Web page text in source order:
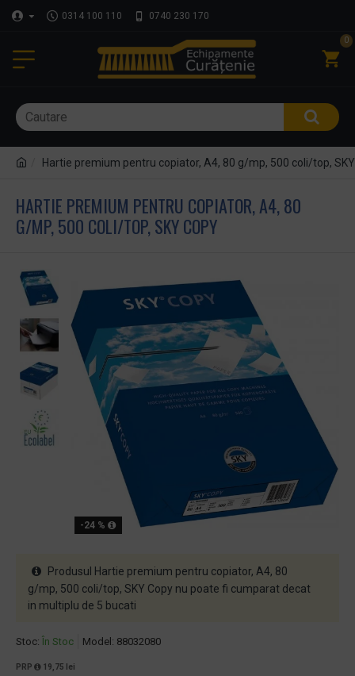
0314 100 110 0740 230 170
0
Hartie premium pentru copiator, A4, 80 g/mp, 500 coli/top,
HARTIE PREMIUM PENTRU COPIATOR, A4, 80
G/MP, 500 COLI/TOP, SKY COPY
-24 %
Stoc: În Stoc Model: 88032080
PRP 19,75 lei
Produsul Hartie premium pentru copiator, A4, 80
g/mp, 500 coli/top, SKY Copy nu poate fi cumparat decat
in multiplu de 5 bucati